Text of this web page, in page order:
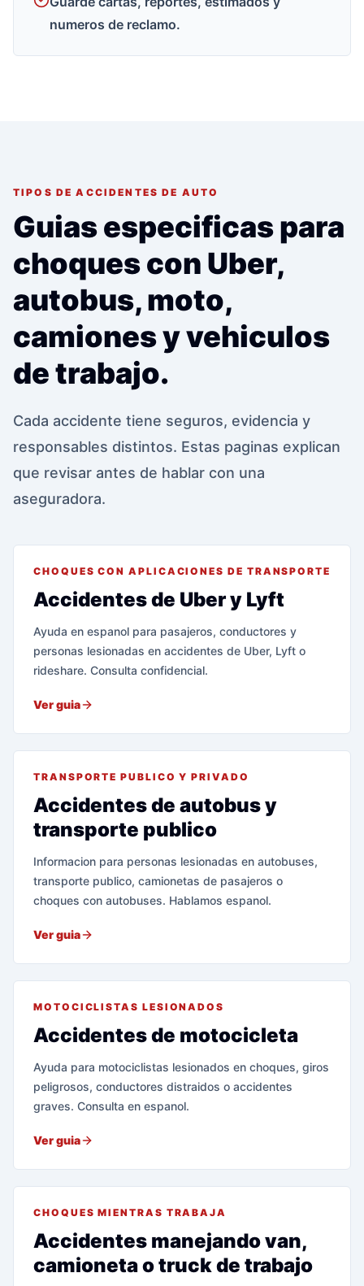
numeros de reclamo.
TIPOS DE ACCIDENTES DE AUTO
Guias especificas para
choques con Uber,
autobus, moto,
camiones y vehiculos
de trabajo.
Cada accidente tiene seguros, evidencia y
responsables distintos. Estas paginas explican
que revisar antes de hablar con una
aseguradora.
CHOQUES CON APLICACIONES DE TRANSPORTE
Accidentes de Uber y Lyft
Ayuda en espanol para pasajeros, conductores y
personas lesionadas en accidentes de Uber, Lyft o
rideshare. Consulta confidencial.
Ver guia
TRANSPORTE PUBLICO Y PRIVADO
Accidentes de autobus y
transporte publico
Informacion para personas lesionadas en autobuses,
transporte publico, camionetas de pasajeros o
choques con autobuses. Hablamos espanol.
Ver guia
MOTOCICLISTAS LESIONADOS
Accidentes de motocicleta
Ayuda para motociclistas lesionados en choques, giros
peligrosos, conductores distraidos o accidentes
graves. Consulta en espanol.
Ver guia
CHOQUES MIENTRAS TRABAJA
Accidentes manejando van,
camioneta o truck de trabajo